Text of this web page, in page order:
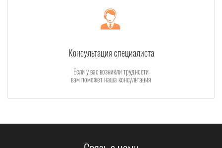
Консультация специалиста
Если у вас возникли трудности
вам поможет наша консультация